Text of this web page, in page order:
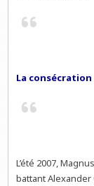
La consécration
L’été 2007,
battant Alexander